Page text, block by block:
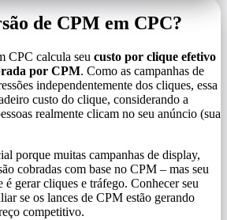
de CPM em CPC?
CPC calcula seu custo por clique efetivo
por CPM. Como as campanhas de
independentemente dos cliques, essa
custo do clique, considerando a
realmente clicam no seu anúncio (sua
porque muitas campanhas de display,
cobradas com base no CPM – mas seu
gerar cliques e tráfego. Conhecer seu
se os lances de CPM estão gerando
competitivo.